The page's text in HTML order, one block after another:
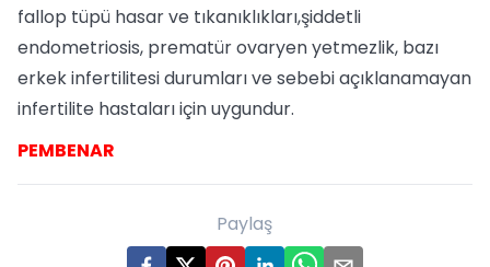
fallop tüpü hasar ve tıkanıklıkları,şiddetli
endometriosis, prematür ovaryen yetmezlik, bazı
erkek infertilitesi durumları ve sebebi açıklanamayan
infertilite hastaları için uygundur.
PEMBENAR
Paylaş